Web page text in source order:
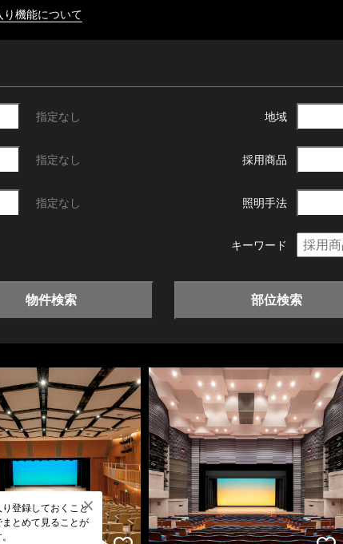
り機能について
指定なし 地域
指定なし 採用商品
指定なし 照明手法
キーワード
物件検索 部位検索
り登録しておくこと
とめて見ることが